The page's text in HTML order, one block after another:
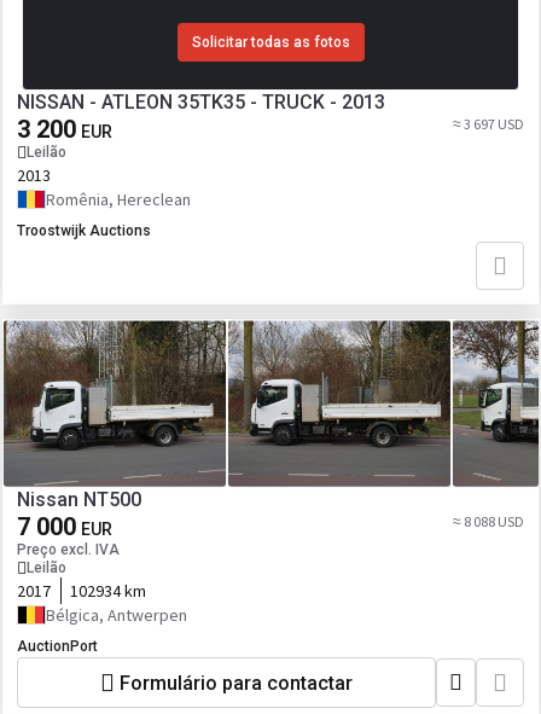
Solicitar todas as fotos
NISSAN - ATLEON 35TK35 - TRUCK - 2013
3 200 EUR
Leilão
≈ 3 697 USD
2013
Romênia, Hereclean
Troostwijk Auctions
Nissan NT500
7 000 EUR
Preço excl. IVA
Leilão
≈ 8 088 USD
2017
102934 km
Bélgica, Antwerpen
AuctionPort
Formulário para contactar